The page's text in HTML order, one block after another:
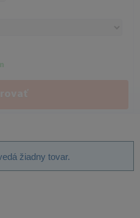
žiadny tovar.